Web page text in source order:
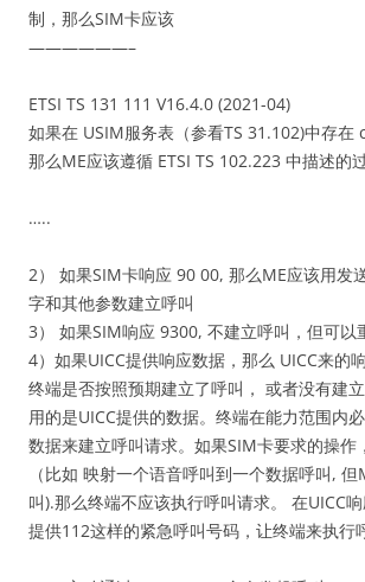
制，那么SIM卡应该
——————–
ETSI TS 131 111 V16.4.0 (2021-04)
如果在 USIM服务表（参看TS 31.102)中存在
那么ME应该遵循 ETSI TS 102.223 中描述的
…..
2） 如果SIM卡响应 90 00, 那么ME应该用发
字和其他参数建立呼叫
3） 如果SIM响应 9300, 不建立呼叫，但可以
4）如果UICC提供响应数据，那么 UICC来的
终端是否按照预期建立了呼叫， 或者没有建
用的是UICC提供的数据。终端在能力范围内
数据来建立呼叫请求。如果SIM卡要求的操作
（比如 映射一个语音呼叫到一个数据呼叫,
叫).那么终端不应该执行呼叫请求。 在UICC
提供112这样的紧急呼叫号码，让终端来执行